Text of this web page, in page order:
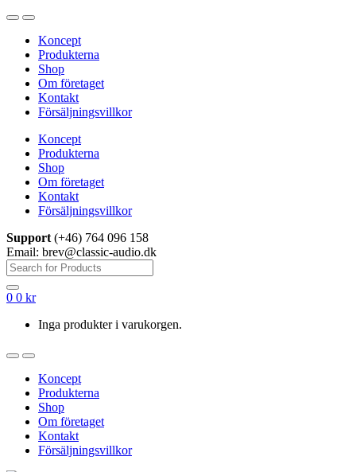
Hoppa
navigering
Hoppa
innehållKoncept
Produkterna
Shop
Om företaget
Kontakt
Försäljningsvillkor
Koncept
Produkterna
Shop
Om företaget
Kontakt
Försäljningsvillkor
Support (+46) 764 096 158
Email: brev@classic-audio.dk
Sök
efter:
0 0 kr
Inga produkter i varukorgen.
Koncept
Produkterna
Shop
Om företaget
Kontakt
Försäljningsvillkor